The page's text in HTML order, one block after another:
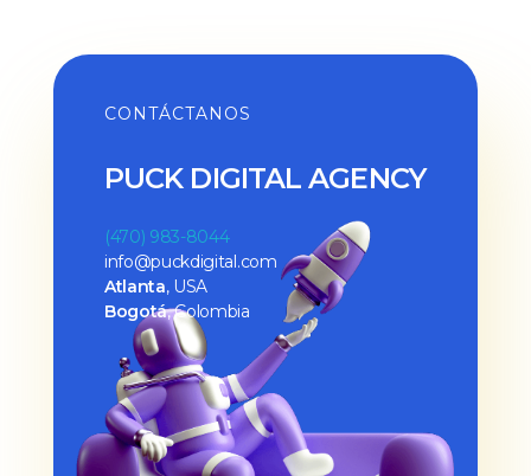
CONTÁCTANOS
PUCK DIGITAL AGENCY
(470) 983-8044
info@puckdigital.com
Atlanta, USA
Bogotá, Colombia